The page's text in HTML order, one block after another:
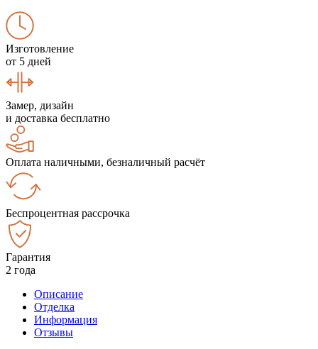
Изготовление
от 5 дней
Замер, дизайн
и доставка бесплатно
Оплата наличными, безналичный расчёт
Беспроцентная рассрочка
Гарантия
2 года
Описание
Отделка
Информация
Отзывы